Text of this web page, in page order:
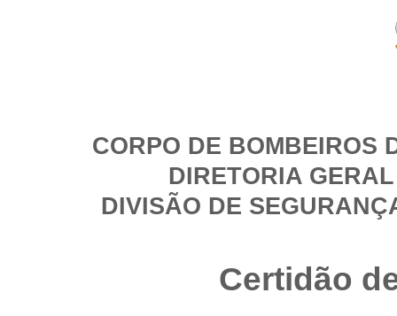
CORPO DE BOMBEIROS
DIRETORIA
DIVISÃO DE
Certidão